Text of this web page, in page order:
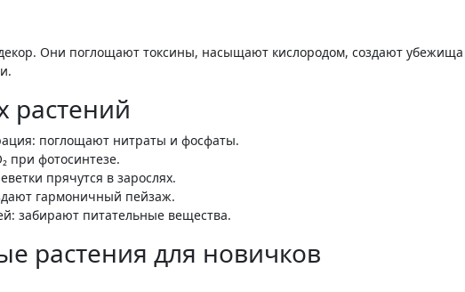
растений
поглощают нитраты и фосфаты.
при фотосинтезе.
прячутся в зарослях.
гармоничный пейзаж.
забирают питательные вещества.
растения для новичков